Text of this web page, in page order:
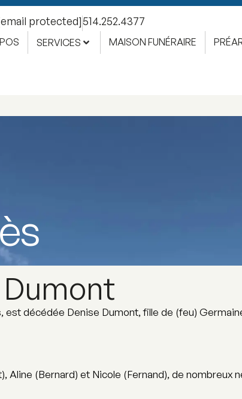
protected]514.252.4377
SERVICES MAISON FUNÉRAIRE
est décédée Denise Dumont, fille de (feu)
(Bernard) et Nicole (Fernand), de nombreux